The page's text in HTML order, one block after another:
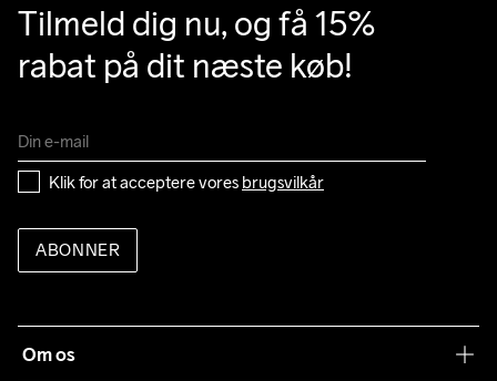
Tilmeld dig nu, og få 15%
rabat på dit næste køb!
Klik for at acceptere vores brugsvilkår
ABONNER
Om os